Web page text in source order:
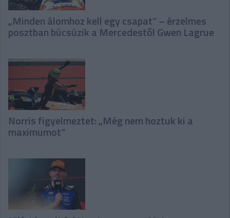
„Minden álomhoz kell egy csapat” – érzelmes
posztban búcsúzik a Mercedestől Gwen Lagrue
Norris figyelmeztet: „Még nem hoztuk ki a
maximumot”